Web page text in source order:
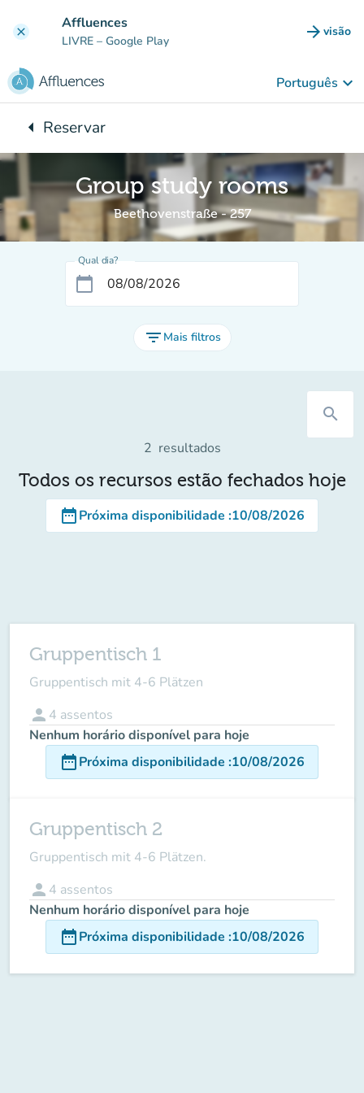
clear Affluences
LIVRE – Google Play arrow_forward visão
(novo
Português keyboard_arrow_down
arrow_leftVoltar para:
Reservar
Group study rooms
Beethovenstraße - 257
Qual dia?
calendar_today
filter_list Mais filtros
search
2 resultados
Todos os recursos estão fechados hoje
date_rangePróxima disponibilidade :10/08/2026
Gruppentisch 1
Gruppentisch mit 4-6 Plätzen
person 4 assentos
Nenhum horário disponível para hoje
date_rangePróxima disponibilidade :10/08/2026
Gruppentisch 2
Gruppentisch mit 4-6 Plätzen.
person 4 assentos
Nenhum horário disponível para hoje
date_rangePróxima disponibilidade :10/08/2026